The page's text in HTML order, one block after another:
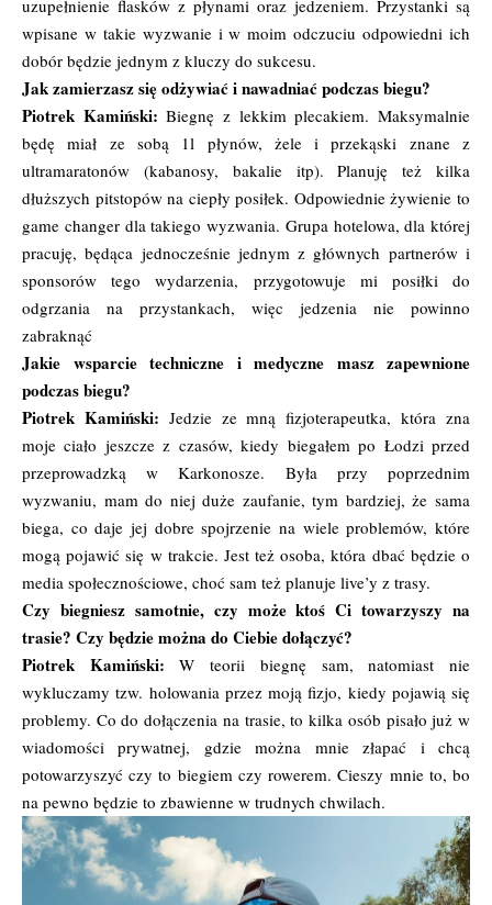
uzupełnienie flasków z płynami oraz jedzeniem. Przystanki są
wpisane w takie wyzwanie i w moim odczuciu odpowiedni ich
dobór będzie jednym z kluczy do sukcesu.
Jak zamierzasz się odżywiać i nawadniać podczas biegu?
Piotrek Kamiński:Biegnę z lekkim plecakiem. Maksymalnie
będę miał ze sobą 1l płynów, żele i przekąski znane z
ultramaratonów (kabanosy, bakalie itp). Planuję też kilka
dłuższych pitstopów na ciepły posiłek. Odpowiednie żywienie to
game changer dla takiego wyzwania. Grupa hotelowa, dla której
pracuję, będąca jednocześnie jednym z głównych partnerów i
sponsorów tego wydarzenia, przygotowuje mi posiłki do
odgrzania na przystankach, więc jedzenia nie powinno
zabraknąć
Jakie wsparcie techniczne i medyczne masz zapewnione
podczas biegu?
Piotrek Kamiński: Jedzie ze mną fizjoterapeutka, która zna
moje ciało jeszcze z czasów, kiedy biegałem po Łodzi przed
przeprowadzką w Karkonosze. Była przy poprzednim
wyzwaniu, mam do niej duże zaufanie, tym bardziej, że sama
biega, co daje jej dobre spojrzenie na wiele problemów, które
mogą pojawić się w trakcie. Jest też osoba, która dbać będzie o
media społecznościowe, choć sam też planuje live’y z trasy.
Czy biegniesz samotnie, czy może ktoś Ci towarzyszy na
trasie? Czy będzie można do Ciebie dołączyć?
Piotrek Kamiński:W teorii biegnę sam, natomiast nie
wykluczamy tzw. holowania przez moją fizjo, kiedy pojawią się
problemy. Co do dołączenia na trasie, to kilka osób pisało już w
wiadomości prywatnej, gdzie można mnie złapać i chcą
potowarzyszyć czy to biegiem czy rowerem. Cieszy mnie to, bo
na pewno będzie to zbawienne w trudnych chwilach.